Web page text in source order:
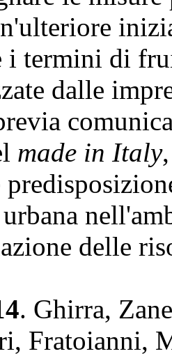
i termini di
dalle
made in Italy
delle
. Ghirra,
, Fratoianni,